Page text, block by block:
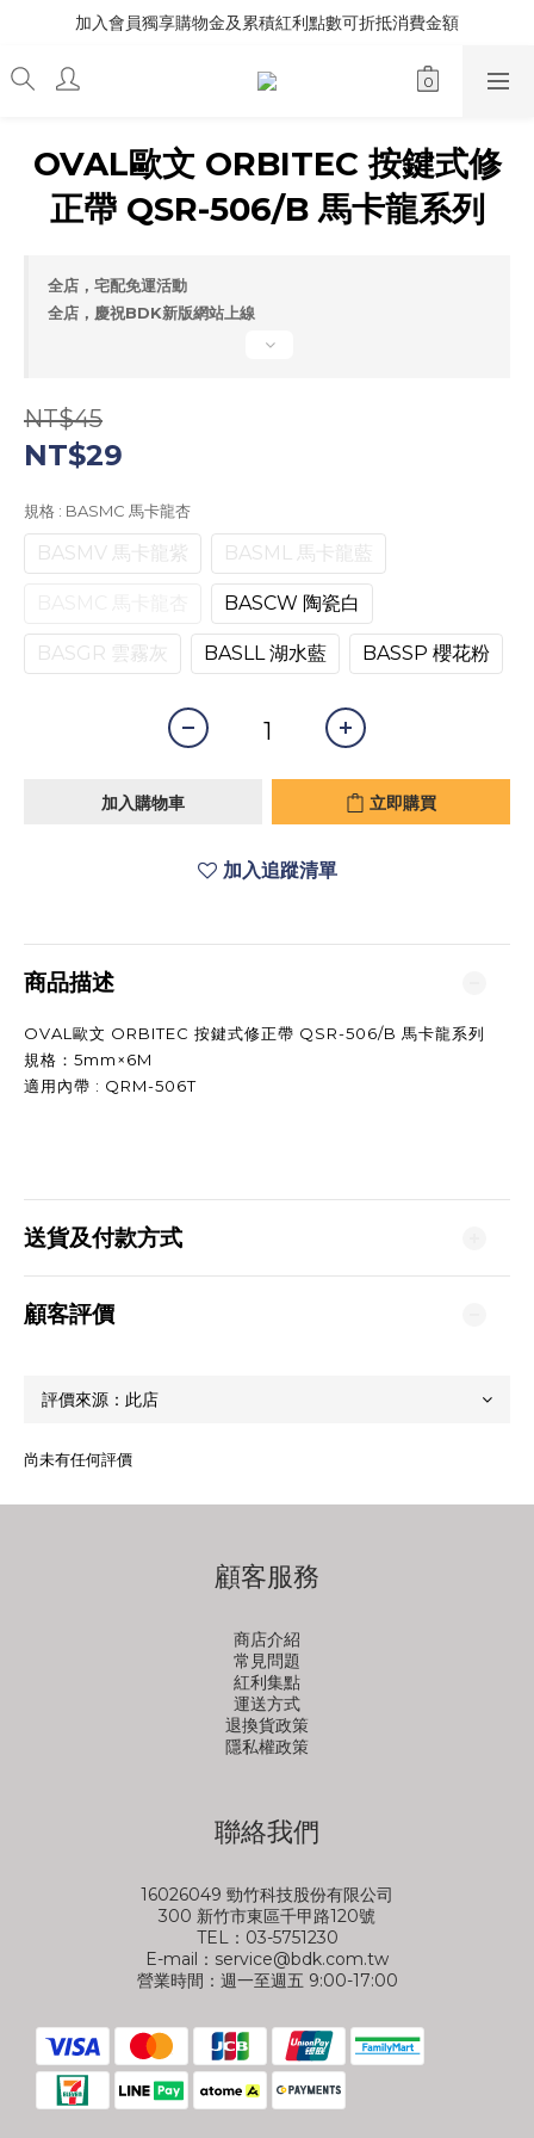
加入會員獨享購物金及累積紅利點數可折抵消費金額
OVAL歐文 ORBITEC 按鍵式修
正帶 QSR-506/B 馬卡龍系列
全店，宅配免運活動
全店，慶祝BDK新版網站上線
NT$45
NT$29
規格 : BASMC 馬卡龍杏
BASMV 馬卡龍紫 BASML 馬卡龍藍
BASCW 陶瓷白
BASGR 雲霧灰 BASLL 湖水藍 BASSP 櫻花粉
加入購物車 立即購買
加入追蹤清單
商品描述
OVAL歐文 ORBITEC 按鍵式修正帶 QSR-506/B 馬卡龍系列
規格：5mm×6M
適用內帶 : QRM-506T
送貨及付款方式
顧客評價
尚未有任何評價
顧客服務
商店介紹
常見問題
紅利集點
運送方式
退換貨政策
隱私權政策
聯絡我們
16026049 勁竹科技股份有限公司
300 新竹市東區千甲路120號
TEL：03-5751230
E-mail：service@bdk.com.tw
營業時間：週一至週五 9:00-17:00